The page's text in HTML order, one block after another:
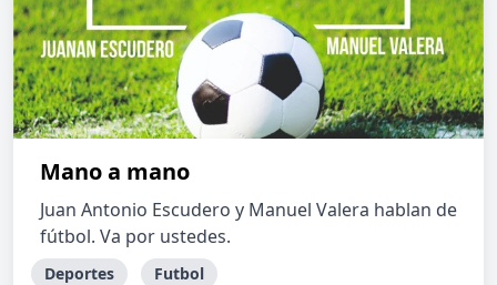
Mano a mano
Juan Antonio Escudero y Manuel Valera hablan de
fútbol. Va por ustedes.
Deportes Futbol